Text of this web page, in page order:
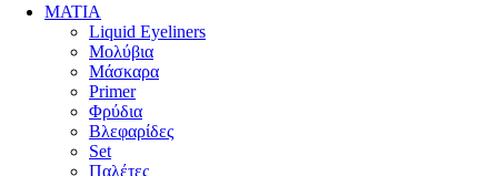
ΜΑΤΙΑ
Liquid Eyeliners
Μολύβια
Μάσκαρα
Primer
Φρύδια
Βλεφαρίδες
Set
Παλέτες